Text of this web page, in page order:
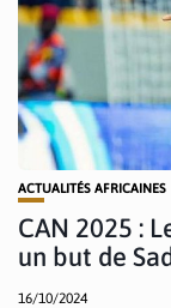
ACTUALITÉS AFRICAINES
CAN 2025 :
un but de
16/10/2024